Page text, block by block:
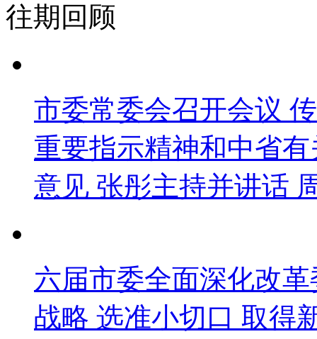
往期回顾
市委常委会召开会议
重要指示精神和中省
意见 张彤主持并讲话
六届市委全面深化改
战略 选准小切口 取得